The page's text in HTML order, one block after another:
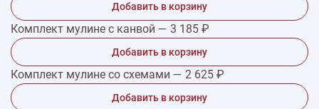
Добавить в корзину
Комплект мулине с канвой — 3 185 ₽
Добавить в корзину
Комплект мулине со схемами — 2 625 ₽
Добавить в корзину